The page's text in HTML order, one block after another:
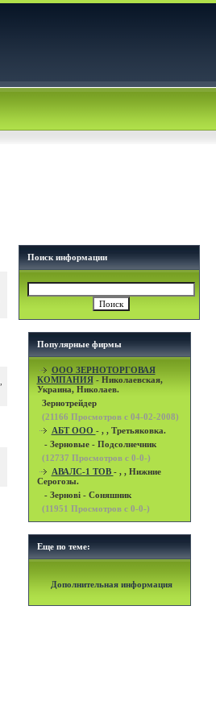
Поиск информации
Популярные фирмы
OOO ЗЕРНОТОРГОВАЯ
КОМПАНИЯ- Николаевская,
Украина, Николаев.
Зернотрейдер
(21166 Просмотров с 04-02-2008)
АБТ ООО - , , Третьяковка.
- Зерновые - Подсолнечник
(12737 Просмотров с 0-0-)
АВАЛС-1 ТОВ - , , Нижние
Серогозы.
- Зернові - Соняшник
(11951 Просмотров с 0-0-)
Еще по теме:
Дополнительная информация